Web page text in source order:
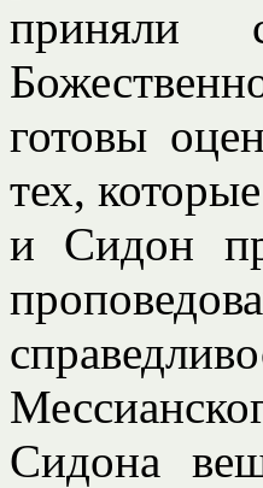
приняли
готовы
тех,
и Сидон
Сидона